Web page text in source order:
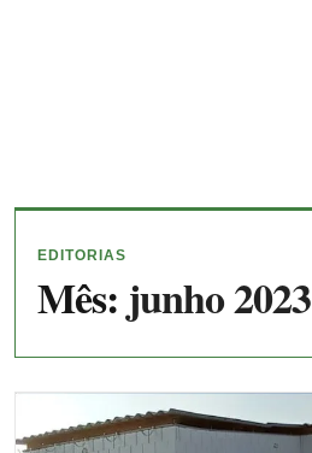
EDITORIAS
Mês: junho 2023